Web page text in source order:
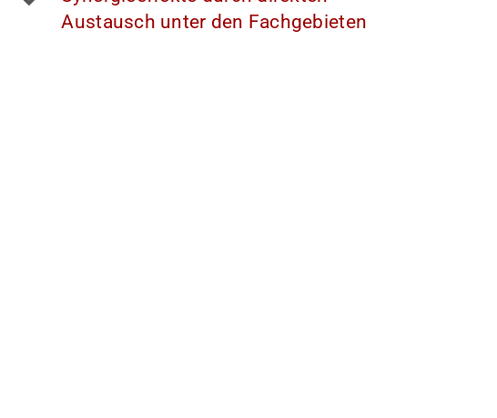
Austausch unter den Fachgebieten